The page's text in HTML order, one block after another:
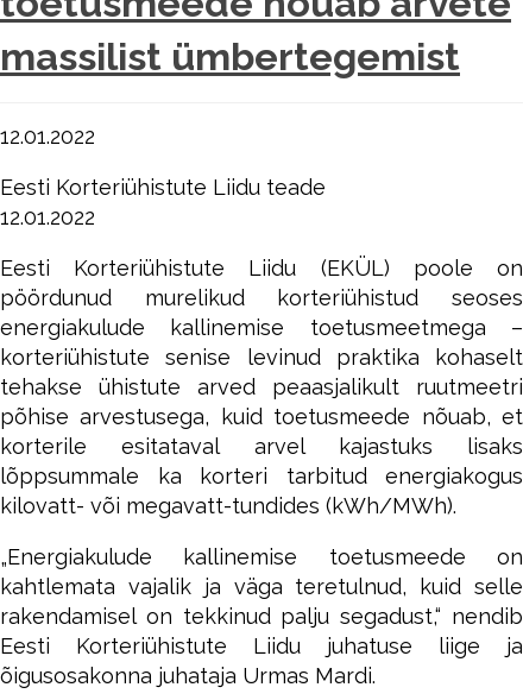
massilist ümbertegemist
12.01.2022
Eesti Korteriühistute Liidu teade
12.01.2022
Eesti Korteriühistute Liidu (EKÜL) poole on
pöördunud murelikud korteriühistud seoses
energiakulude kallinemise toetusmeetmega –
korteriühistute senise levinud praktika kohaselt
tehakse ühistute arved peaasjalikult ruutmeetri
põhise arvestusega, kuid toetusmeede nõuab, et
korterile esitataval arvel kajastuks lisaks
lõppsummale ka korteri tarbitud energiakogus
kilovatt- või megavatt-tundides (kWh/MWh).
„Energiakulude kallinemise toetusmeede on
kahtlemata vajalik ja väga teretulnud, kuid selle
rakendamisel on tekkinud palju segadust,“ nendib
Eesti Korteriühistute Liidu juhatuse liige ja
õigusosakonna juhataja Urmas Mardi.